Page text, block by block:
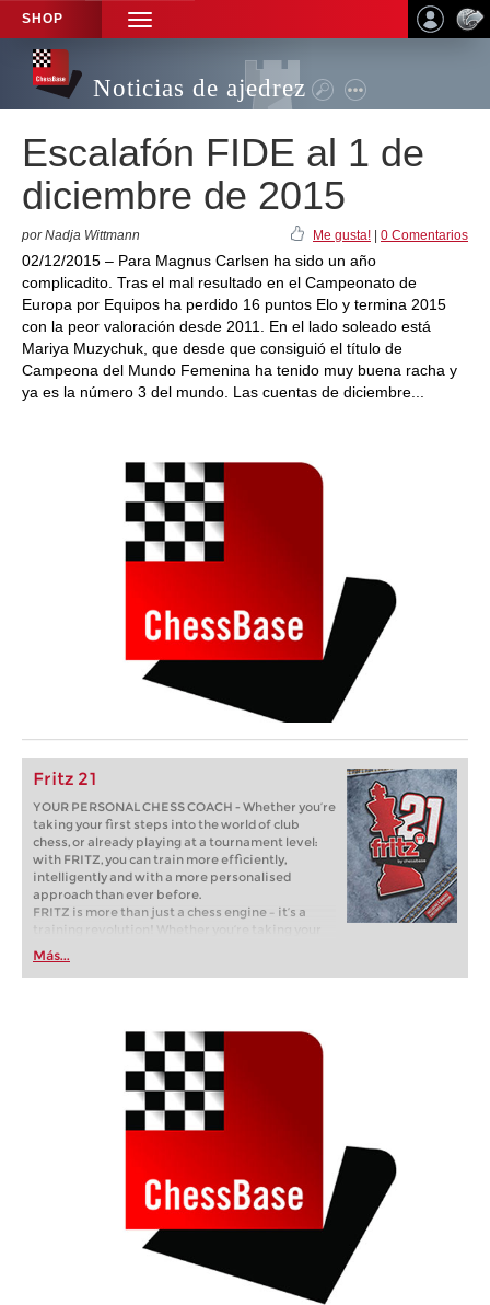
SHOP
TOGGLE
NAVIGATION
Noticias de ajedrez
Escalafón FIDE al 1 de
diciembre de 2015
por Nadja Wittmann Me gusta! 0 Comentarios
02/12/2015 – Para Magnus Carlsen ha sido un año
complicadito. Tras el mal resultado en el Campeonato de
Europa por Equipos ha perdido 16 puntos Elo y termina 2015
con la peor valoración desde 2011. En el lado soleado está
Mariya Muzychuk, que desde que consiguió el título de
Campeona del Mundo Femenina ha tenido muy buena racha y
ya es la número 3 del mundo. Las cuentas de diciembre...
Fritz 21
YOUR PERSONAL CHESS COACH - Whether you’re
taking your first steps into the world of club
chess, or already playing at a tournament level:
with FRITZ, you can train more efficiently,
intelligently and with a more personalised
approach than ever before.
FRITZ is more than just a chess engine – it’s a
training revolution! Whether you’re taking your
first steps into the world of club chess, or already
playing at a tournament level: with FRITZ, you can
train more efficiently, intelligently and with a
Más...